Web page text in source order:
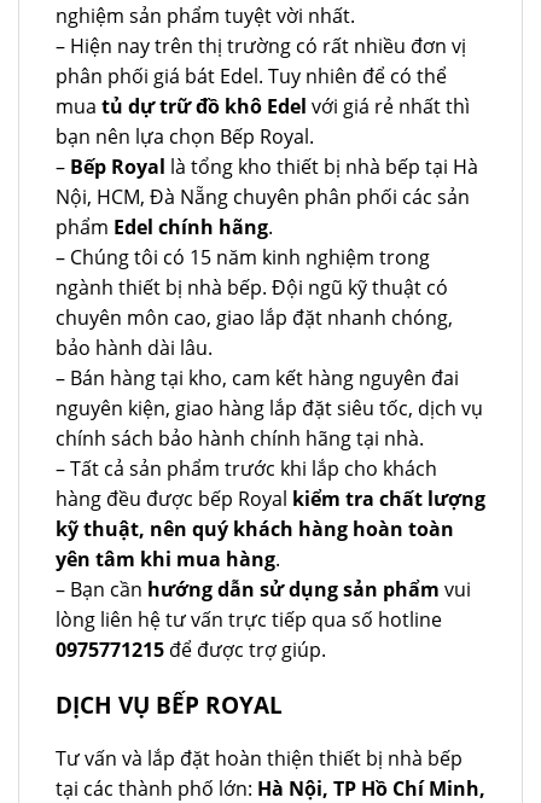
nghiệm sản phẩm tuyệt vời nhất.
– Hiện nay trên thị trường có rất nhiều đơn vị
phân phối giá bát Edel. Tuy nhiên để có thể
mua tủ dự trữ đồ khô Edel với giá rẻ nhất thì
bạn nên lựa chọn Bếp Royal.
– Bếp Royal là tổng kho thiết bị nhà bếp tại Hà
Nội, HCM, Đà Nẵng chuyên phân phối các sản
phẩm Edel chính hãng.
– Chúng tôi có 15 năm kinh nghiệm trong
ngành thiết bị nhà bếp. Đội ngũ kỹ thuật có
chuyên môn cao, giao lắp đặt nhanh chóng,
bảo hành dài lâu.
– Bán hàng tại kho, cam kết hàng nguyên đai
nguyên kiện, giao hàng lắp đặt siêu tốc, dịch vụ
chính sách bảo hành chính hãng tại nhà.
– Tất cả sản phẩm trước khi lắp cho khách
hàng đều được bếp Royal kiểm tra chất lượng
kỹ thuật, nên quý khách hàng hoàn toàn
yên tâm khi mua hàng.
– Bạn cần hướng dẫn sử dụng sản phẩm vui
lòng liên hệ tư vấn trực tiếp qua số hotline
0975771215 để được trợ giúp.
DỊCH VỤ BẾP ROYAL
Tư vấn và lắp đặt hoàn thiện thiết bị nhà bếp
tại các thành phố lớn: Hà Nội, TP Hồ Chí Minh,